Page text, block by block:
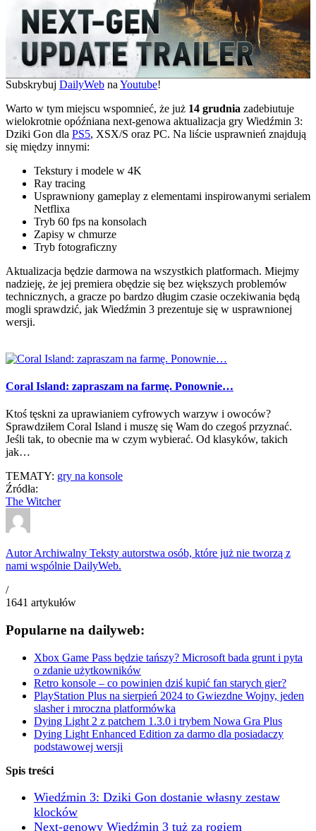
Subskrybuj DailyWeb na Youtube!
Warto w tym miejscu wspomnieć, że już 14 grudnia zadebiutuje
wielokrotnie opóźniana next-genowa aktualizacja gry Wiedźmin 3:
Dziki Gon dla PS5, XSX/S oraz PC. Na liście usprawnień znajdują
się między innymi:
Tekstury i modele w 4K
Ray tracing
Usprawniony gameplay z elementami inspirowanymi serialem
Netflixa
Tryb 60 fps na konsolach
Zapisy w chmurze
Tryb fotograficzny
Aktualizacja będzie darmowa na wszystkich platformach. Miejmy
nadzieję, że jej premiera obędzie się bez większych problemów
technicznych, a gracze po bardzo długim czasie oczekiwania będą
mogli sprawdzić, jak Wiedźmin 3 prezentuje się w usprawnionej
wersji.
Coral Island: zapraszam na farmę. Ponownie…
Ktoś tęskni za uprawianiem cyfrowych warzyw i owoców?
Sprawdziłem Coral Island i muszę się Wam do czegoś przyznać.
Jeśli tak, to obecnie ma w czym wybierać. Od klasyków, takich
jak…
TEMATY: gry na konsole
Źródła:
The Witcher
Autor Archiwalny Teksty autorstwa osób, które już nie tworzą z
nami wspólnie DailyWeb.
/
1641 artykułów
Popularne na dailyweb:
Xbox Game Pass będzie tańszy? Microsoft bada grunt i pyta
o zdanie użytkowników
Retro konsole – co powinien dziś kupić fan starych gier?
PlayStation Plus na sierpień 2024 to Gwiezdne Wojny, jeden
slasher i mroczna platformówka
Dying Light 2 z patchem 1.3.0 i trybem Nowa Gra Plus
Dying Light Enhanced Edition za darmo dla posiadaczy
podstawowej wersji
Spis treści
Wiedźmin 3: Dziki Gon dostanie własny zestaw
klocków
Next-genowy Wiedźmin 3 tuż za rogiem